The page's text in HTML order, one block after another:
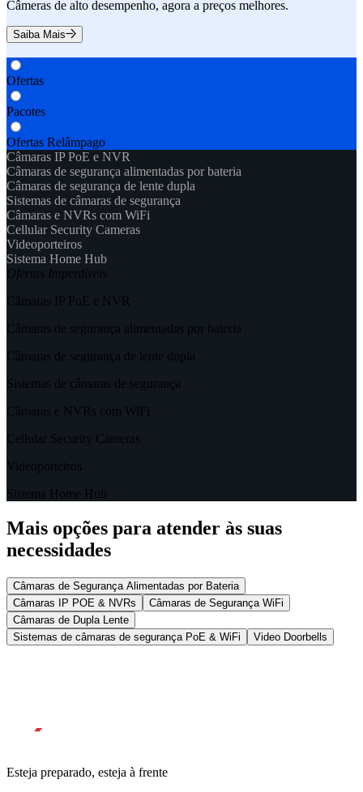
Câmeras de alto desempenho, agora a preços melhores.
Saiba Mais
Ofertas
Pacotes
Ofertas Relâmpago
Câmaras IP PoE e NVR
Câmaras de segurança alimentadas por bateria
Câmaras de segurança de lente dupla
Sistemas de câmaras de segurança
Câmaras e NVRs com WiFi
Cellular Security Cameras
Videoporteiros
Sistema Home Hub
Ofertas Imperdíveis
Câmaras IP PoE e NVR
Câmaras de segurança alimentadas por bateria
Câmaras de segurança de lente dupla
Sistemas de câmaras de segurança
Câmaras e NVRs com WiFi
Cellular Security Cameras
Videoporteiros
Sistema Home Hub
Mais opções para atender às suas
necessidades
Câmaras de Segurança Alimentadas por Bateria
Câmaras IP POE & NVRs
Câmaras de Segurança WiFi
Câmaras de Dupla Lente
Sistemas de câmaras de segurança PoE & WiFi
Video Doorbells
Esteja preparado, esteja à frente